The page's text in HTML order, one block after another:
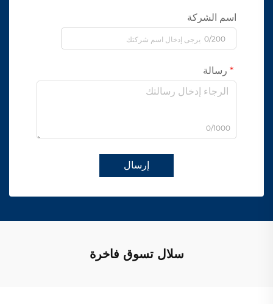
اسم الشركة
0/200
رسالة
0/1000
إرسال
سلال تسوق فاخرة